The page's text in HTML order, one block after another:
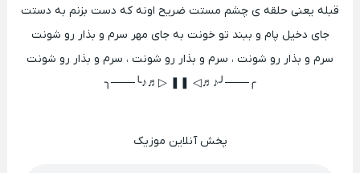
قبله یعنی حلقه ی چشم مستت ضریح اونه که دست بزنم به دستت
جای دخیل پام و ببند تو خونت به جای مهر سرم و بذار رو شونت
سرم و بذار رو شونت ، سرم و بذار رو شونت ، سرم و بذار رو شونت
╭───╯♪♬◁ ❚❚ ▷♬♪╰───╮
پخش آنلاین موزیک